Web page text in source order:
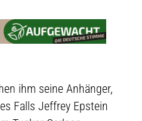
ihm seine Anhänger,
Falls Jeffrey Epstein